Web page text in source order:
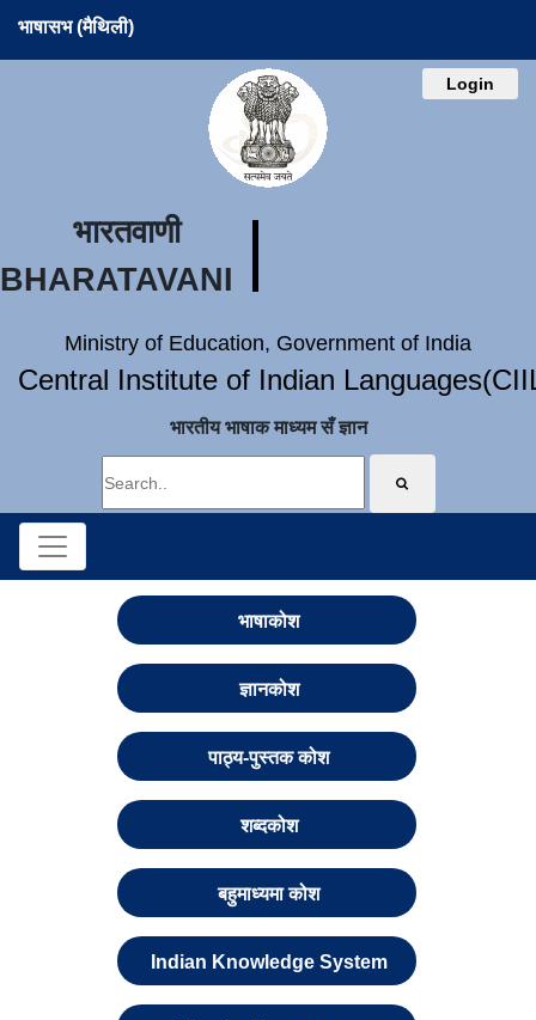
भाषासभ (मैथिली)
Login
भारतवाणी
BHARATAVANI
Ministry of Education, Government of India
Central Institute of Indian
भारतीय भाषाक माध्यम सँ ज्ञान
भाषाकोश
ज्ञानकोश
पाठ्य-पुस्तक कोश
शब्दकोश
बहुमाध्यमा कोश
Indian Knowledge System